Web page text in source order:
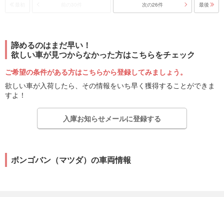
次の26件 最後
諦めるのはまだ早い！
欲しい車が見つからなかった方はこちらをチェック
ご希望の条件がある方はこちらから登録してみましょう。
欲しい車が入荷したら、その情報をいち早く獲得することができま
すよ！
入庫お知らせメールに登録する
ボンゴバン（マツダ）の車両情報